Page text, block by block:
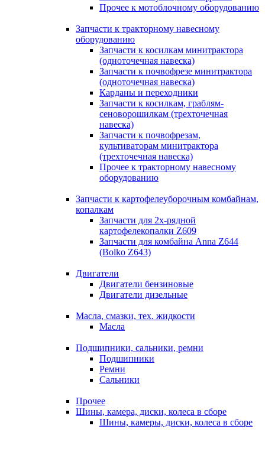
Прочее к мотоблочному оборудованию
Запчасти к тракторному навесному
оборудованию
Запчасти к косилкам минитрактора
(одноточечная навеска)
Запчасти к почвофрезе минитрактора
(одноточечная навеска)
Карданы и переходники
Запчасти к косилкам, граблям-
сеноворошилкам (трехточечная
навеска)
Запчасти к почвофрезам,
культиваторам минитрактора
(трехточечная навеска)
Прочее к тракторному навесному
оборудованию
Запчасти к картофелеуборочным комбайнам,
копалкам
Запчасти для 2х-рядной
картофелекопалки Z609
Запчасти для комбайна Anna Z644
(Bolko Z643)
Двигатели
Двигатели бензиновые
Двигатели дизельные
Масла, смазки, тех. жидкости
Масла
Подшипники, сальники, ремни
Подшипники
Ремни
Сальники
Прочее
Шины, камера, диски, колеса в сборе
Шины, камеры, диски, колеса в сборе